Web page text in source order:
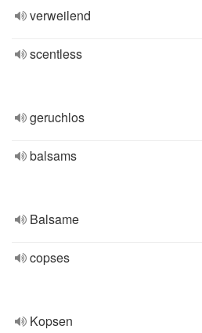
verweilend
scentless
geruchlos
balsams
Balsame
copses
Kopsen